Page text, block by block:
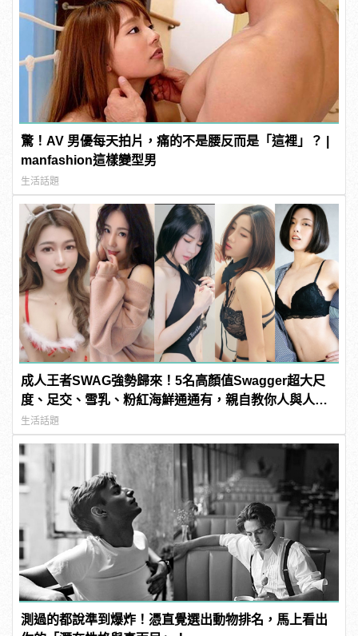
驚！AV 男優每天拍片，痛的不是腰反而是「這裡」？ |
manfashion這樣變型男
生活話題
成人王者SWAG強勢歸來！5名高顏值Swagger超大尺
度、足交、雪乳、粉紅海鮮通通有，親自教你人與人的
連結！ | manfashion這樣變型男
生活話題
測過的都說準到爆炸！憑直覺選出動物排名，馬上看出